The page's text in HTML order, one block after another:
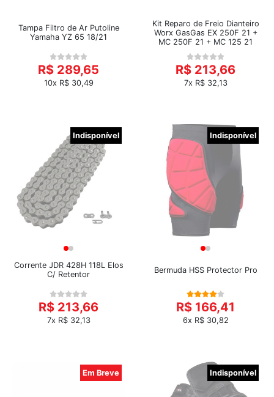
Tampa Filtro de Ar Putoline
Yamaha YZ 65 18/21
R$ 289,65
10x R$ 30,49
Kit Reparo de Freio Dianteiro
Worx GasGas EX 250F 21 +
MC 250F 21 + MC 125 21
R$ 213,66
7x R$ 32,13
Indisponível
Corrente JDR 428H 118L Elos
C/ Retentor
R$ 213,66
7x R$ 32,13
Indisponível
Bermuda HSS Protector Pro
R$ 166,41
6x R$ 30,82
Em Breve Indisponível